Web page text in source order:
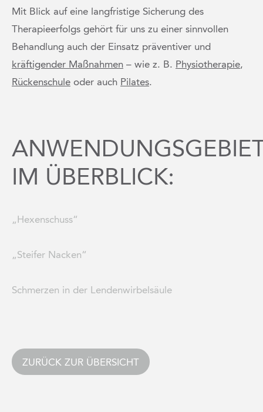
Mit Blick auf eine langfristige Sicherung des
Therapieerfolgs gehört für uns zu einer sinnvollen
Behandlung auch der Einsatz präventiver und
kräftigender Maßnahmen – wie z. B. Physiotherapie,
Rückenschule oder auch Pilates.
IM ÜBERBLICK:
„Hexenschuss“
„Steifer Nacken“
Schmerzen in der Lendenwirbelsäule
ZURÜCK ZUR ÜBERSICHT